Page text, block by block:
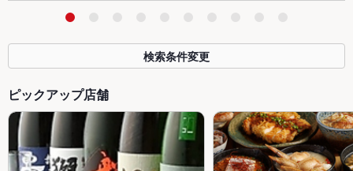
検索条件変更
ピックアップ店舗